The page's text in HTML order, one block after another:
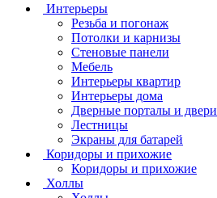
Интерьеры
Резьба и погонаж
Потолки и карнизы
Стеновые панели
Мебель
Интерьеры квартир
Интерьеры дома
Дверные порталы и двери
Лестницы
Экраны для батарей
Коридоры и прихожие
Коридоры и прихожие
Холлы